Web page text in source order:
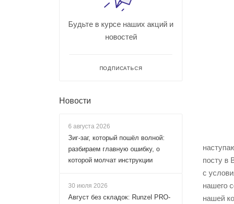
посту в
с
нашего
нашей
Будьте в курсе наших акций и
новостей
ПОДПИСАТЬСЯ
Новости
6 августа 2026
Зиг-заг, который пошёл волной:
разбираем главную ошибку, о
которой молчат инструкции
30 июля 2026
Август без складок: Runzel PRO-